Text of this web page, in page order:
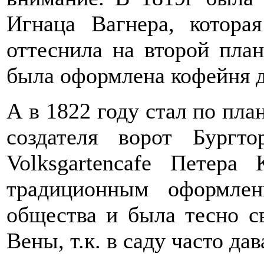
Игнаца Вагнера,
оттеснила на второй
была оформлена кофейня
А в 1822 году стал по
создателя ворот
Volksgartencafe
традиционным
общества и была тесно
Вены, т.к. в саду часто